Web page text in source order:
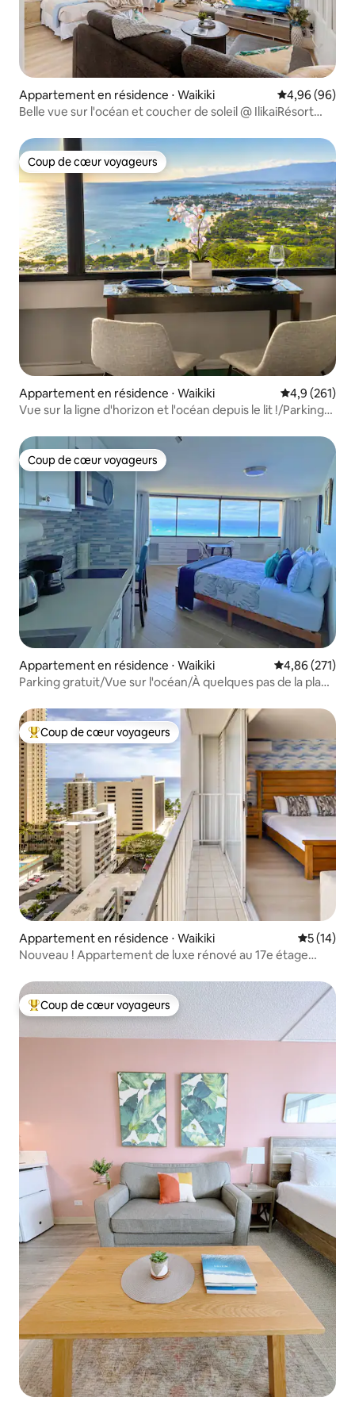
Appartement en résidence ⋅ Waikiki Évaluation
4,96 (96)
Belle vue sur l'océan et coucher de soleil @ IlikaiRésort
Coup de cœur voyageurs
Coup de cœur voyageurs
Appartement en résidence ⋅ Waikiki Évaluation
4,9 (261)
Vue sur la ligne d'horizon et l'océan depuis le lit !/Parking
Coup de cœur voyageurs
Coup de cœur voyageurs
Appartement en résidence ⋅ Waikiki Évaluation
4,86 (271)
Parking gratuit/Vue sur l'océan/À quelques pas de la plage
Coups de cœur voyageurs les plus appréciés
Coup de cœur voyageurs
Appartement en résidence ⋅ Waikiki
5 (14)
Nouveau ! Appartement de luxe rénové au 17e étage
Coups de cœur voyageurs les plus appréciés
Coup de cœur voyageurs